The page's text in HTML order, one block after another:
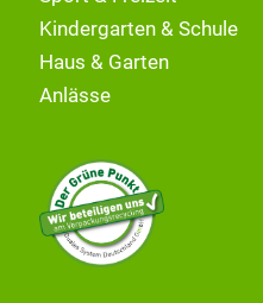
Kindergarten & Schule
Haus & Garten
Anlässe